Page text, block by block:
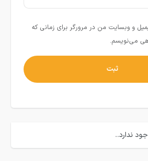
و وبسایت من در مرورگر برای زمانی که
می‌نویسم.
ندارد..